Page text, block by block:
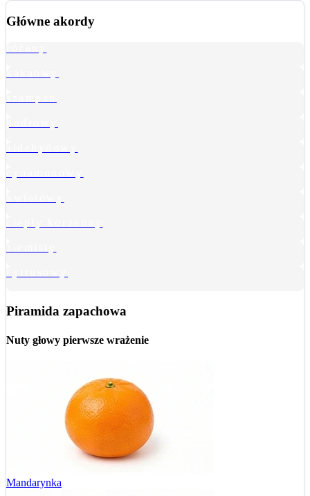
Główne akordy
Piramida zapachowa
Nuty głowy pierwsze wrażenie
Mandarynka